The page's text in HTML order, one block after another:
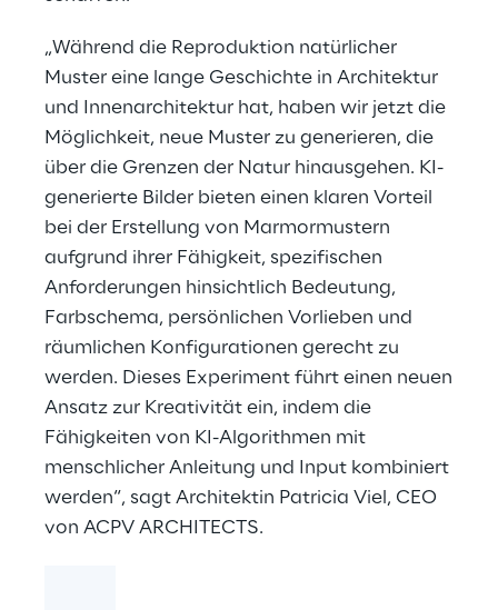
„Während die Reproduktion natürlicher
Muster eine lange Geschichte in Architektur
und Innenarchitektur hat, haben wir jetzt die
Möglichkeit, neue Muster zu generieren, die
über die Grenzen der Natur hinausgehen. KI-
generierte Bilder bieten einen klaren Vorteil
bei der Erstellung von Marmormustern
aufgrund ihrer Fähigkeit, spezifischen
Anforderungen hinsichtlich Bedeutung,
Farbschema, persönlichen Vorlieben und
räumlichen Konfigurationen gerecht zu
werden. Dieses Experiment führt einen neuen
Ansatz zur Kreativität ein, indem die
Fähigkeiten von KI-Algorithmen mit
menschlicher Anleitung und Input kombiniert
werden“, sagt Architektin Patricia Viel, CEO
von ACPV ARCHITECTS.